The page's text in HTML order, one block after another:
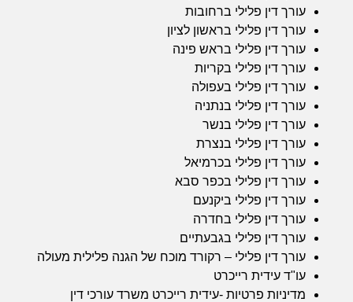
עורך דין פלילי ברחובות
עורך דין פלילי בראשון לציון
עורך דין פלילי בראש פינה
עורך דין פלילי בקריות
עורך דין פלילי בעפולה
עורך דין פלילי בנתניה
עורך דין פלילי בנשר
עורך דין פלילי בנצרת
עורך דין פלילי בכרמיאל
עורך דין פלילי בכפר סבא
עורך דין פלילי ביקנעם
עורך דין פלילי בחדרה
עורך דין פלילי בגבעתיים
עורך דין פלילי – רקורד מוכח של הגנה פלילית מעולה
עו"ד עידית רייכרט
מדיניות פרטיות -עידית רייכרט משרד עורכי דין